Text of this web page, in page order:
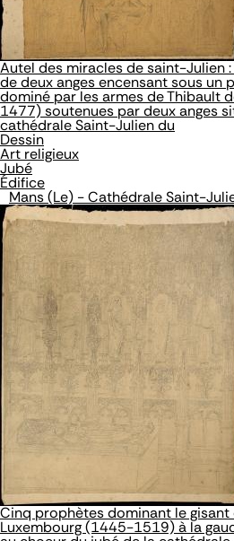
Autel des miracles de saint-Julien
de deux anges encensant sous un
dominé par les armes de Thibault
1477) soutenues par deux anges
cathédrale Saint-Julien du
Dessin
Art religieux
Jubé
Édifice
Mans (Le) - Cathédrale Saint-
Cinq prophètes dominant le gisant
Luxembourg (1445-1519) à la